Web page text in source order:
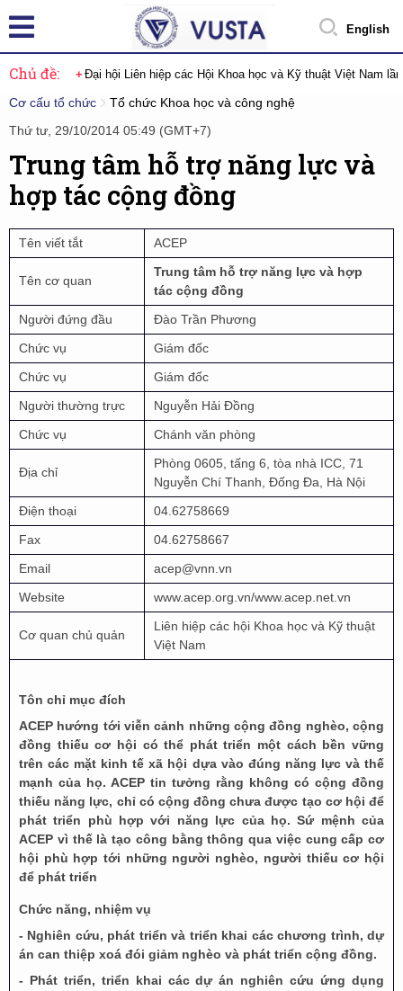
English
Chủ đề: Đại hội Liên hiệp các Hội Khoa học và Kỹ thuật Việt Nam
Cơ cấu tổ chức
Tổ chức Khoa học và công nghệ
Thứ tư, 29/10/2014 05:49 (GMT+7)
Trung tâm hỗ trợ năng lực và
hợp tác cộng đồng
Tên viết tắt ACEP
Tên cơ quan
Trung tâm hỗ trợ năng lực và hợp
tác cộng đồng
Người đứng đầu
Đào Trần Phương
Chức vụ
Giám đốc
Chức vụ
Giám đốc
Người thường trực
Nguyễn Hải Đồng
Chức vụ
Chánh văn phòng
Địa chỉ
Phòng 0605, tấng 6, tòa nhà ICC, 71
Nguyễn Chí Thanh, Đống Đa, Hà Nội
Điện thoại
04.62758669
Fax
04.62758667
Email
acep@vnn.vn
Website
www.acep.org.vn/www.acep.net.vn
Cơ quan chủ quản
Liên hiệp các hội Khoa học và Kỹ thuật
Việt Nam
Tôn chỉ mục đích
ACEP hướng tới viễn cảnh những cộng đồng nghèo, cộng
đồng thiếu cơ hội có thể phát triển một cách bền vững
trên các mặt kinh tế xã hội dựa vào đúng năng lực và thế
mạnh của họ. ACEP tin tưởng rằng không có cộng đồng
thiếu năng lực, chỉ có cộng đồng chưa được tạo cơ hội để
phát triển phù hợp với năng lực của họ. Sứ mệnh của
ACEP vì thế là tạo công bằng thông qua việc cung cấp cơ
hội phù hợp tới những người nghèo, người thiếu cơ hội
để phát triển
Chức năng, nhiệm vụ
- Nghiên cứu, phát triển và triển khai các chương trình, dự
án can thiệp xoá đói giảm nghèo và phát triển cộng đồng.
- Phát triển, triển khai các dự án nghiên cứu ứng dụng